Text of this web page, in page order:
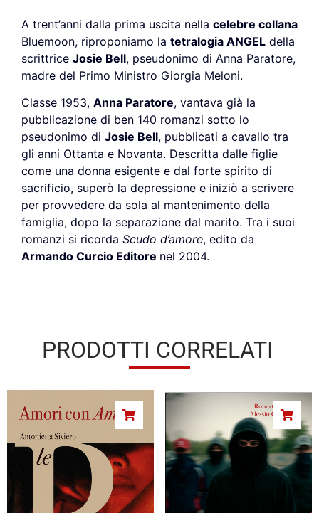
A trent’anni dalla prima uscita nella celebre collana
Bluemoon, riproponiamo la tetralogia ANGEL della
scrittrice Josie Bell, pseudonimo di Anna Paratore,
madre del Primo Ministro Giorgia Meloni.
Classe 1953, Anna Paratore, vantava già la
pubblicazione di ben 140 romanzi sotto lo
pseudonimo di Josie Bell, pubblicati a cavallo tra
gli anni Ottanta e Novanta. Descritta dalle figlie
come una donna esigente e dal forte spirito di
sacrificio, superò la depressione e iniziò a scrivere
per provvedere da sola al mantenimento della
famiglia, dopo la separazione dal marito. Tra i suoi
romanzi si ricorda Scudo d’amore, edito da
Armando Curcio Editore nel 2004.
PRODOTTI CORRELATI